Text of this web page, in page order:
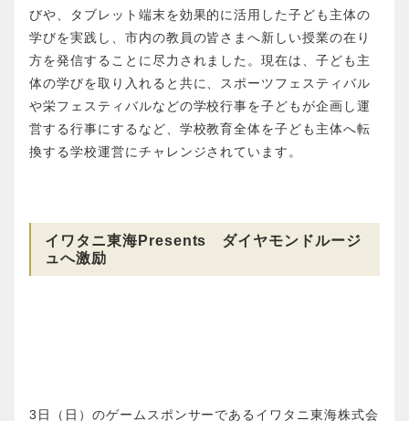
びや、タブレット端末を効果的に活用した子ども主体の
学びを実践し、市内の教員の皆さまへ新しい授業の在り
方を発信することに尽力されました。現在は、子ども主
体の学びを取り入れると共に、スポーツフェスティバル
や栄フェスティバルなどの学校行事を子どもが企画し運
営する行事にするなど、学校教育全体を子ども主体へ転
換する学校運営にチャレンジされています。
イワタニ東海Presents ダイヤモンドルージ
ュへ激励
3日（日）のゲームスポンサーであるイワタニ東海株式会